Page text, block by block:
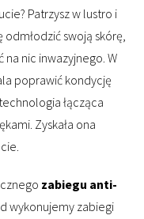
Patrzysz w lustro i
swoją skórę,
nic inwazyjnego. W
poprawić kondycję
łącząca
Zyskała ona
zabiegu anti-
wykonujemy zabiegi